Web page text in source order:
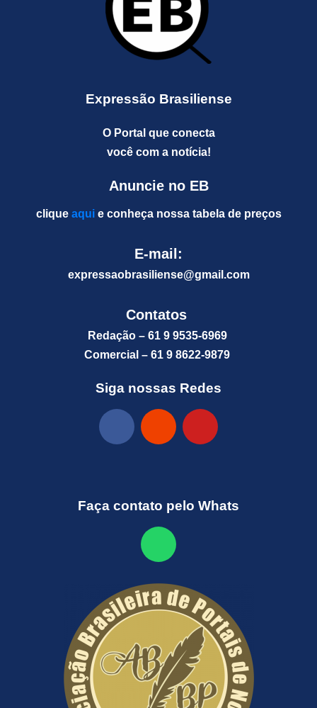
Expressão Brasiliense
O Portal que conecta
você com a notícia!
Anuncie no EB
clique aquie conheça nossa tabela de preços
E-mail:
expressaobrasiliense@gmail.com
Contatos
Redação – 61 9 9535-6969
Comercial – 61 9 8622-9879
Siga nossas Redes
Faça contato pelo Whats